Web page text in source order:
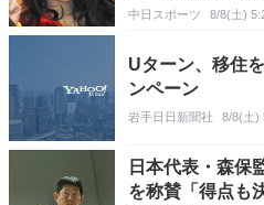
ル」「吉本カラ
中日スポーツ 8/8(土)
Uターン、移住
ンペーン
岩手日日新聞社 8/8(土)
日本代表・森
を称賛「得点も